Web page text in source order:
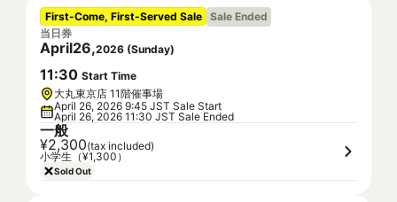
First-Come, First-Served Sale Sale Ended
当日券
April26,2026 (Sunday)
11:30 Start Time
大丸東京店 11階催事場
April 26, 2026 9:45 JST Sale Start
April 26, 2026 11:30 JST Sale Ended
一般
¥2,300(tax included)
小学生（¥1,300）
Sold Out